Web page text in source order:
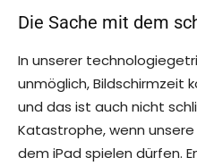
Die Sache mit dem
In unserer
unmöglich, Bildschirmzeit
und das ist auch nicht
Katastrophe, wenn
dem iPad spielen dürfen.